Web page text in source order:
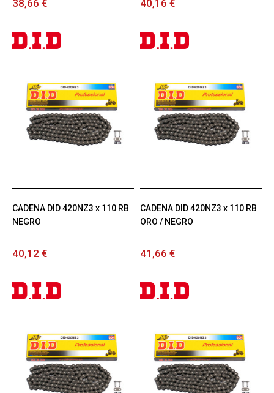
38,66 € 40,16 €
CADENA DID 420NZ3 x 110 RB
NEGRO
40,12 €
CADENA DID 420NZ3 x 110 RB
ORO / NEGRO
41,66 €